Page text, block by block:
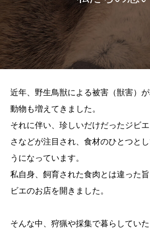
近年、野生鳥獣による被害（獣害）
動物も増えてきました。
それに伴い、珍しいだけだったジビ
さなどが注目され、食材のひとつと
うになっています。
私自身、飼育された食肉とは違った
ビエのお店を開きました。
そんな中、狩猟や採集で暮らしてい